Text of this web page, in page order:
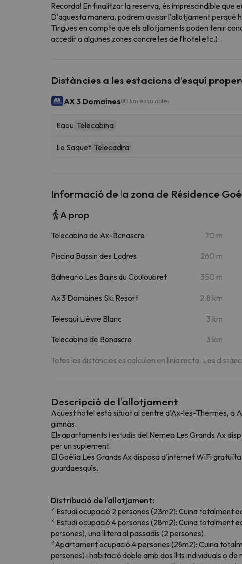
Recorda! En finalitzar la reserva, és imprescindible que
D'aquesta manera, podrem avisar l'allotjament perquè
Tingues en compte que els allotjaments poden tenir
accedir a algunes zones concretes de l'hotel etc.).
Distàncies a les estacions d'esquí
AX 3 Domaines 80 km esquiables
Baou Telecabina
Le Saquet Telecadira
Informació de la zona de Résidence
A prop
Telecabina de Ax-Bonascre 70 m
Piscina Bassin des Ladres 260 m
Balneario Les Bains du Couloubret 350 m
Ax 3 Domaines Ski Resort 2.8 km
Telesquí Lièvre Blanc 3 km
Telecabina de Bonascre 3 km
Totes les distàncies es calculen en línia recta. Les
Descripció de l'allotjament
Aquest hotel està situat al centre d'Ax-les-Thermes, a
gimnàs.
Els apartaments i estudis del Nemea Les Grands Ax
per un suplement.
El Goélia Les Grands Ax disposa d'internet WiFi
guardaesquís.
Distribució de l'allotjament:
* Estudi ocupació 2 persones (23m2): Cuina totalment
* Estudi ocupació 4 persones (28m2): Cuina totalment
persones), una llitera al passadís (2 persones).
*Apartament ocupació 4 persones (28m2): Cuina
persones) i habitació doble amb dos llits individuals o de